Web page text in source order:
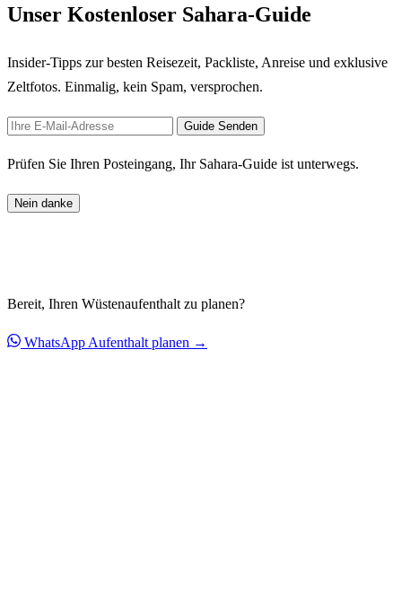
Unser Kostenloser Sahara-Guide
Insider-Tipps zur besten Reisezeit, Packliste, Anreise und exklusive
Zeltfotos. Einmalig, kein Spam, versprochen.
Guide Senden
Prüfen Sie Ihren Posteingang, Ihr Sahara-Guide ist unterwegs.
Nein danke
Bereit, Ihren Wüstenaufenthalt zu planen?
WhatsApp Aufenthalt planen →